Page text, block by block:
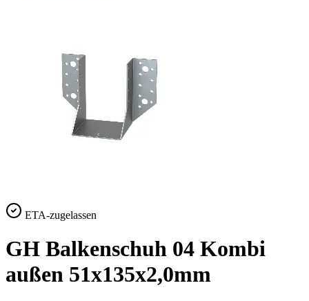
ETA-zugelassen
GH Balkenschuh 04 Kombi
außen 51x135x2,0mm